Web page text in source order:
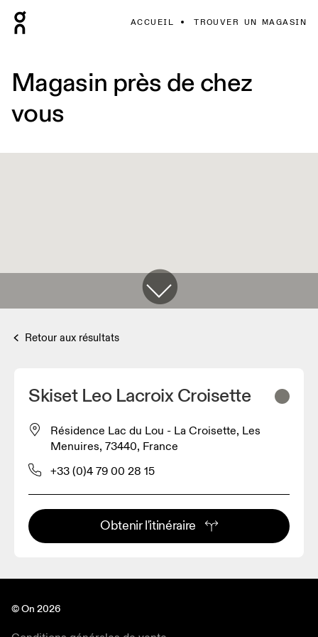
ACCUEIL TROUVER UN MAGASIN
Magasin près de chez
vous
Retour aux résultats
Skiset Leo Lacroix Croisette
Résidence Lac du Lou - La Croisette, Les
Menuires, 73440, France
+33 (0)4 79 00 28 15
Obtenir l'itinéraire
© On 2026